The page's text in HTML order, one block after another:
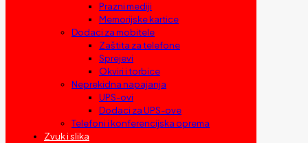
Prazni mediji
Memorijske kartice
Dodaci za mobitele
Zaštita za telefone
Sprejevi
Okviri i torbice
Neprekidna napajanja
UPS-ovi
Dodaci za UPS-ove
Telefoni i konferencijska oprema
Zvuk i slika